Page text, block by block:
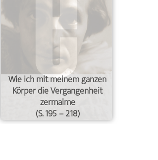
Wie ich mit meinem ganzen
Körper die Vergangenheit
zermalme
(S. 195 – 218)